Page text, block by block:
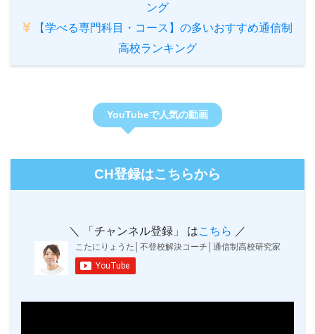
ング
【学べる専門科目・コース】の多いおすすめ通信制
高校ランキング
YouTubeで人気の動画
CH登録はこちらから
＼ 「チャンネル登録」 はこちら ／